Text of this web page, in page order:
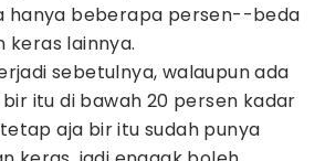
hanya beberapa persen--beda
keras lainnya.
sebetulnya, walaupun ada
itu di bawah 20 persen kadar
aja bir itu sudah punya